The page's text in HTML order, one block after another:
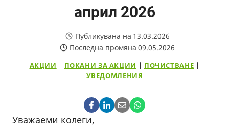
април 2026
Публикувана на 13.03.2026
Последна промяна 09.05.2026
АКЦИИ | ПОКАНИ ЗА АКЦИИ | ПОЧИСТВАНЕ |
УВЕДОМЛЕНИЯ
Уважаеми колеги,